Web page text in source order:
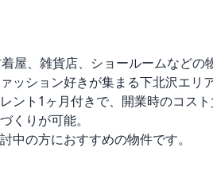
、雑貨店、ショールームなどの
ション好きが集まる下北沢エリ
ト1ヶ月付きで、開業時のコスト
くりが可能。
の方におすすめの物件です。